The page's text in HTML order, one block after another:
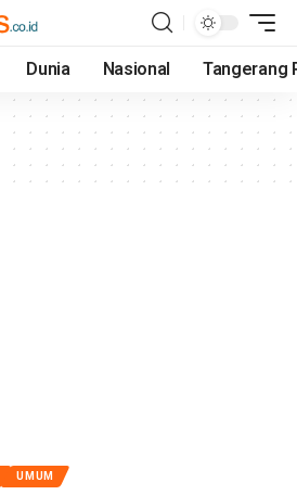
Dunia Nasional Tangerang
UMUM